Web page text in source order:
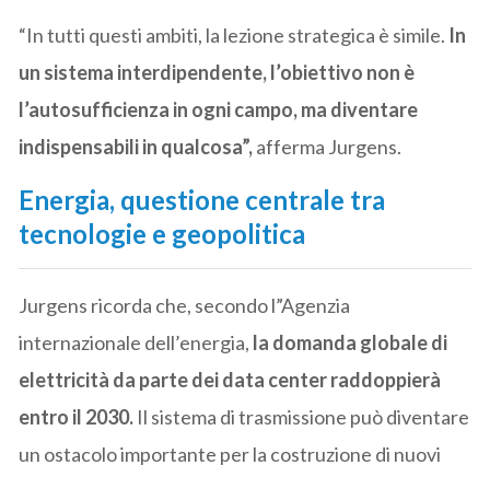
“In tutti questi ambiti, la lezione strategica è simile. In
un sistema interdipendente, l’obiettivo non è
l’autosufficienza in ogni campo, ma diventare
indispensabili in qualcosa”,afferma Jurgens.
Energia, questione centrale tra
tecnologie e geopolitica
Jurgens ricorda che, secondo l”Agenzia
internazionale dell’energia, la domanda globale di
elettricità da parte dei data center raddoppierà
entro il 2030. Il sistema di trasmissione può diventare
un ostacolo importante per la costruzione di nuovi